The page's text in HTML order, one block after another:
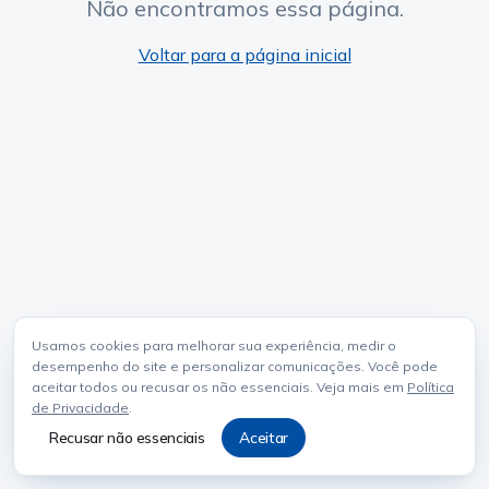
Usamos cookies para melhorar sua experiência, medir o
desempenho do site e personalizar comunicações. Você pode
aceitar todos ou recusar os não essenciais. Veja mais em Política
de Privacidade.
Recusar não essenciais Aceitar
Não encontramos essa página.
Voltar para a página inicial